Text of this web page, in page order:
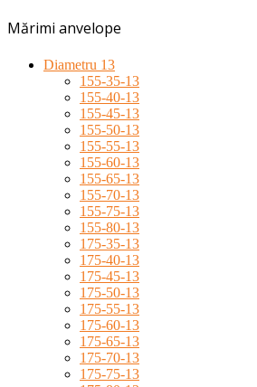
Mărimi anvelope
Diametru 13
155-35-13
155-40-13
155-45-13
155-50-13
155-55-13
155-60-13
155-65-13
155-70-13
155-75-13
155-80-13
175-35-13
175-40-13
175-45-13
175-50-13
175-55-13
175-60-13
175-65-13
175-70-13
175-75-13